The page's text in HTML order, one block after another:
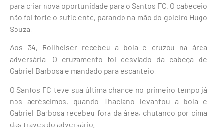
para criar nova oportunidade para o Santos FC. O cabeceio
não foi forte o suficiente, parando na mão do goleiro Hugo
Souza.
Aos 34, Rollheiser recebeu a bola e cruzou na área
adversária. O cruzamento foi desviado da cabeça de
Gabriel Barbosa e mandado para escanteio.
O Santos FC teve sua última chance no primeiro tempo já
nos acréscimos, quando Thaciano levantou a bola e
Gabriel Barbosa recebeu fora da área, chutando por cima
das traves do adversário.